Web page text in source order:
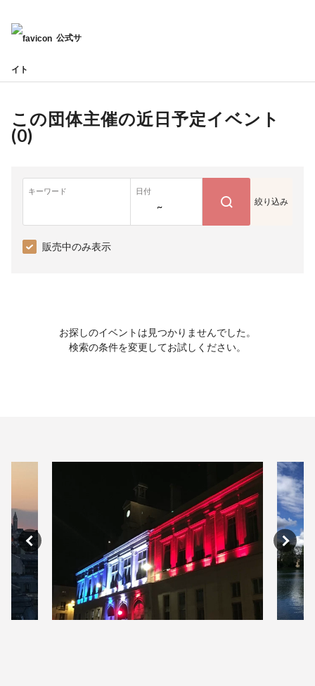
公式サ
イト
この団体主催の近日予定イベント
(0)
キーワード 日付
~ 絞り込み
販売中のみ表示
お探しのイベントは見つかりませんでした。
検索の条件を変更してお試しください。